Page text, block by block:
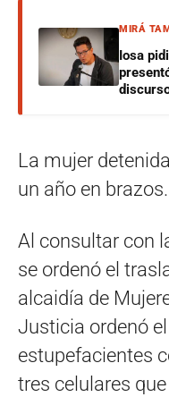
MIRÁ
Iosa
La mujer
un año en brazos.
Al consultar con
se ordenó el
alcaidía de
Justicia ordenó
estupefacientes
tres celulares